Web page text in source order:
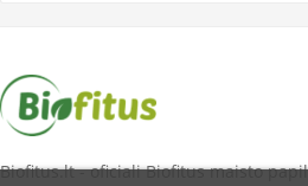
Biofitus.lt - oficiali Biofitus maisto